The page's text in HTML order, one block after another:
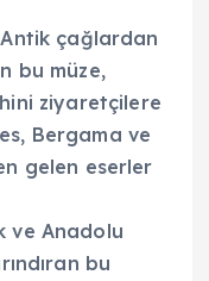
Antik çağlardan
bu müze,
ziyaretçilere
Bergama ve
gelen eserler
ve Anadolu
bu